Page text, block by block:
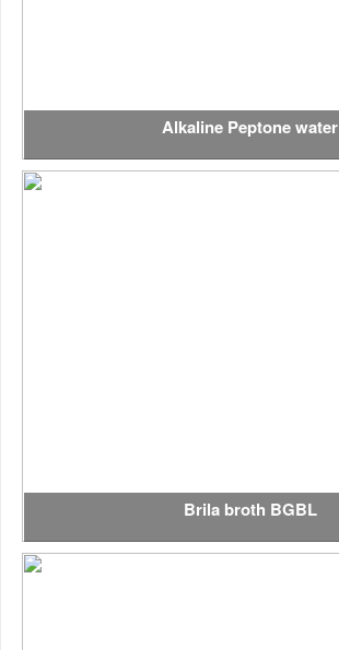
Alkaline Peptone water
Brila broth BGBL